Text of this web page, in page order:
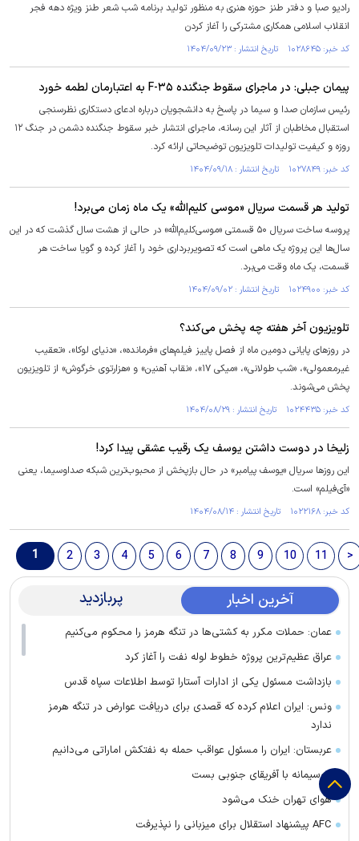
رادیو صبا و دفتر طنز حوزه هنری به منظور تولید برنامه شب شعر طنز ویژه دهه فجر
انقلاب اسلامی همکاری مشترکی را آغاز کردن
کد خبر: ۱۰۲۸۶۴۵ تاریخ انتشار : ۱۴۰۴/۰۹/۲۳
پیمان جبلی: در ماجرای سقوط جنگنده F-۳۵ به اعتبارمان لطمه خورد
رئیس سازمان صدا و سیما در پاسخ به دانشجویان درباره ادعای دستکاری نظرسنجی
استقبال مخاطبان از آثار این رسانه، ماجرای انتشار خبر سقوط جنگنده دشمن در جنگ ۱۲
روزه و کیفیت تولیدات تلویزیون توضیحاتی ارائه کرد.
کد خبر: ۱۰۲۷۸۴۹ تاریخ انتشار : ۱۴۰۴/۰۹/۱۸
تولید هر قسمت سریال «موسی کلیم‌الله» یک ماه زمان می‌برد!
پروسه ساخت سریال ۵۰ قسمتی «موسی‌کلیم‌الله» در حالی از هشت سال گذشت که در این
سال‌ها این پروژه یک ماهی است که تصویربرداری خود را آغاز کرده و گویا ساخت هر
قسمت، یک ماه وقت می‌برد.
کد خبر: ۱۰۲۴۹۰۰ تاریخ انتشار : ۱۴۰۴/۰۹/۰۲
تلویزیون آخر هفته چه پخش می‌کند؟
در روز‌های پایانی دومین ماه از فصل پاییز فیلم‌های «فرمانده»، «دنیای لوکا»، «تعقیب
غیرمعمولی»، «شب طولانی»، «میکی ۱۷»، «نقاب آهنین» و «هزارتوی خرگوش» از تلویزیون
پخش می‌شوند.
کد خبر: ۱۰۲۴۴۳۵ تاریخ انتشار : ۱۴۰۴/۰۸/۲۹
زلیخا در دوست داشتن یوسف یک رقیب عشقی پیدا کرد!
این روز‌ها سریال «یوسف پیامبر» در حال بازپخش از محبوب‌ترین شبکه صداوسیما، یعنی
«آی‌فیلم» است.
کد خبر: ۱۰۲۲۱۶۸ تاریخ انتشار : ۱۴۰۴/۰۸/۱۴
1 2 3 4 5 6 7 8 9 10 11 >
آخرین اخبار پربازدید
عمان: حملات مکرر به کشتی‌ها در تنگه هرمز را محکوم می‌کنیم
عراق عظیم‌ترین پروژه خطوط لوله نفت را آغاز کرد
بازداشت مسئول یکی از ادارات آستارا توسط اطلاعات سپاه قدس
ونس: ایران اعلام کرده که قصدی برای دریافت عوارض در تنگه هرمز
ندارد
عربستان: ایران را مسئول عواقب حمله به نفتکش اماراتی می‌دانیم
موسیمانه با آفریقای جنوبی بست
هوای تهران خنک می‌شود
AFC پیشنهاد استقلال برای میزبانی را نپذیرفت